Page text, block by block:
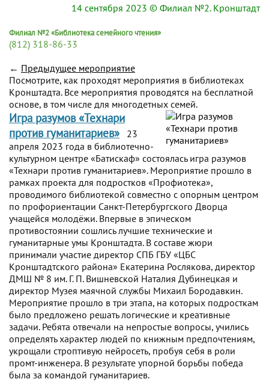
14 сентября 2023 © Филиал №2. Кронштадт
Филиал №2 «Библиотека семейного чтения»
(812) 318-86-33
← Предыдущее мероприятие
Посмотрите, как проходят мероприятия в библиотеках
Кронштадта. Все мероприятия проводятся на бесплатной
основе, в том числе для многодетных семей.
Игра разумов «Технари
против гуманитариев»
23
апреля 2023 года в библиотечно-
культурном центре «Батискаф» состоялась игра разумов
«Технари против гуманитариев». Мероприятие прошло в
рамках проекта для подростков «Профиотека»,
проводимого библиотекой совместно с опорным центром
по профориентации Санкт-Петербургского Дворца
учащейся молодёжи. Впервые в эпическом
противостоянии сошлись лучшие технические и
гуманитарные умы Кронштадта. В составе жюри
принимали участие директор СПБ ГБУ «ЦБС
Кронштадтского района» Екатерина Рослякова, директор
ДМШ № 8 им. Г. П. Вишневской Наталия Дубинецкая и
директор Музея маячной службы Михаил Бородавкин.
Мероприятие прошло в три этапа, на которых подросткам
было предложено решать логические и креативные
задачи. Ребята отвечали на непростые вопросы, учились
определять характер людей по книжным предпочтениям,
укрощали строптивую нейросеть, пробуя себя в роли
промт-инженера. В результате упорной борьбы победа
была за командой гуманитариев.